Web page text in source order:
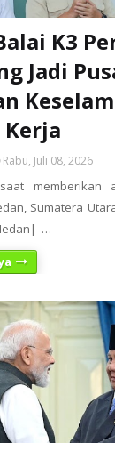
K3
Jadi
Rabu, Juli 08, 2026
memberikan
Sumatera
…